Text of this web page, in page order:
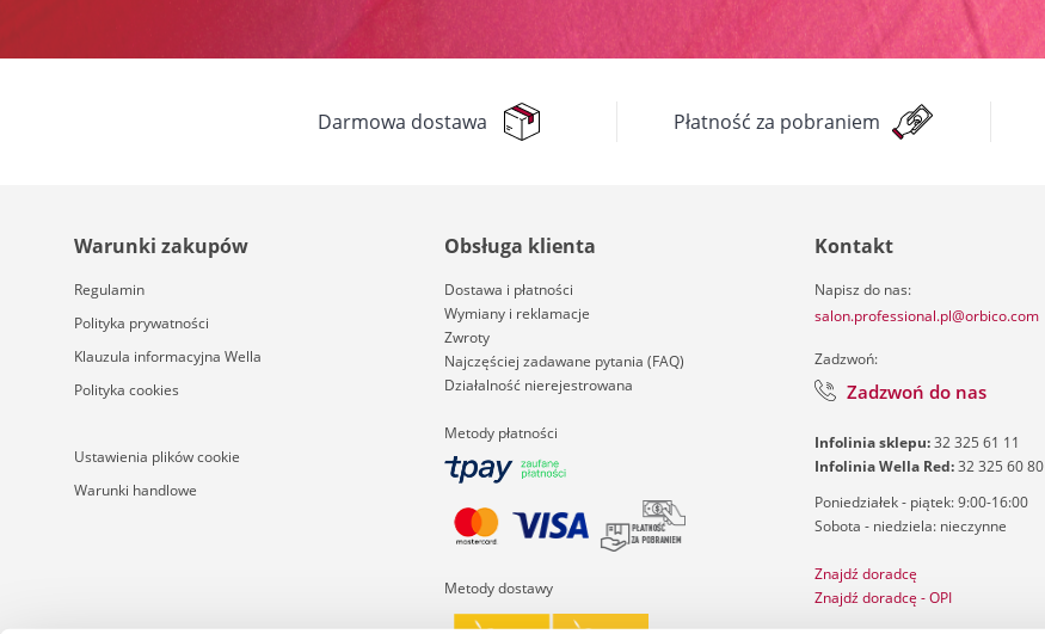
Darmowa dostawa Płatność za pobraniem
Warunki zakupów
Regulamin
Polityka prywatności
Klauzula informacyjna Wella
Polityka cookies
Ustawienia plików cookie
Warunki handlowe
Obsługa klienta
Dostawa i płatności
Wymiany i reklamacje
Zwroty
Najczęściej zadawane pytania (FAQ)
Działalność nierejestrowana
Metody płatności
Metody dostawy
Kontakt
Napisz do nas:
salon.professional.pl@orbico.com
Zadzwoń:
Zadzwoń do nas
Infolinia sklepu:32 325 61 11
Infolinia Wella Red:32 325 60 80
Poniedziałek - piątek: 9:00-16:00
Sobota - niedziela: nieczynne
Znajdź doradcę
Znajdź doradcę - OPI